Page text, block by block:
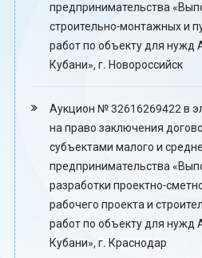
предпринимательства
строительно-монтажных и
работ по объекту для нужд
Кубани», г. Новороссийск
Аукцион № 32616269422 в
на право заключения
субъектами малого и
предпринимательства
разработки проектно-
рабочего проекта и
работ по объекту для нужд
Кубани», г. Краснодар